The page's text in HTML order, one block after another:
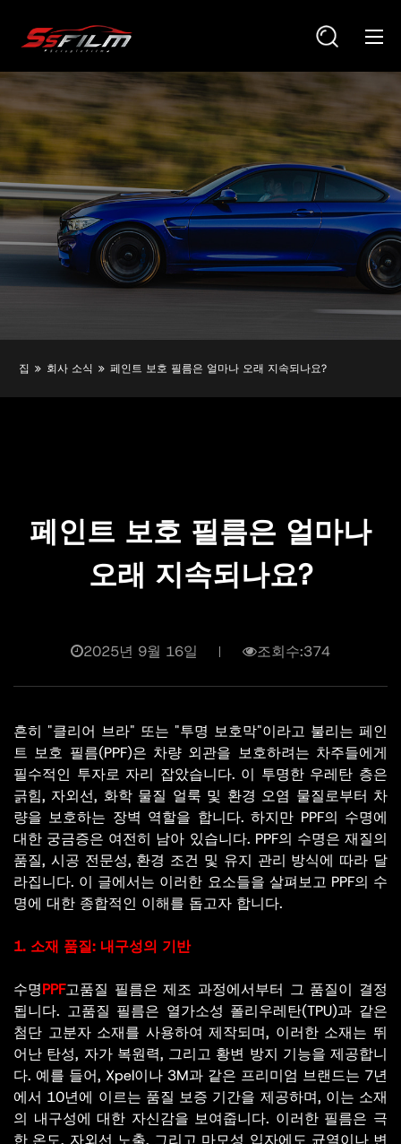
집 회사 소식 페인트 보호 필름은 얼마나 오래 지속되나요?
페인트 보호 필름은 얼마나
오래 지속되나요?
2025년 9월 16일 조회수:374
흔히 "클리어 브라" 또는 "투명 보호막"이라고 불리는 페인
트 보호 필름(PPF)은 차량 외관을 보호하려는 차주들에게
필수적인 투자로 자리 잡았습니다. 이 투명한 우레탄 층은
긁힘, 자외선, 화학 물질 얼룩 및 환경 오염 물질로부터 차
량을 보호하는 장벽 역할을 합니다. 하지만 PPF의 수명에
대한 궁금증은 여전히 ​​남아 있습니다. PPF의 수명은 재질의
품질, 시공 전문성, 환경 조건 및 유지 관리 방식에 따라 달
라집니다. 이 글에서는 이러한 요소들을 살펴보고 PPF의 수
명에 대한 종합적인 이해를 돕고자 합니다.
1. 소재 품질: 내구성의 기반
수명PPF고품질 필름은 제조 과정에서부터 그 품질이 결정
됩니다. 고품질 필름은 열가소성 폴리우레탄(TPU)과 같은
첨단 고분자 소재를 사용하여 제작되며, 이러한 소재는 뛰
어난 탄성, 자가 복원력, 그리고 황변 방지 기능을 제공합니
다. 예를 들어, Xpel이나 3M과 같은 프리미엄 브랜드는 7년
에서 10년에 이르는 품질 보증 기간을 제공하며, 이는 소재
의 내구성에 대한 자신감을 보여줍니다. 이러한 필름은 극
한 온도, 자외선 노출, 그리고 마모성 입자에도 균열이나 변